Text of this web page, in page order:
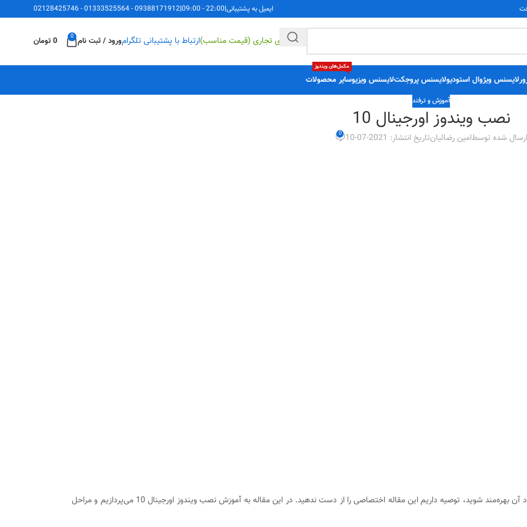
ایمیل به پشتیبانی|
22:00 - 09:00
|
09388171912
-
01333525564
-
02128425746
راهکارهای تجاری (قیمت مناسب)ارتباط با پشتیبانی تلگرامورود / ثبت نام 0
0 تومان
لایسنس ویژوال استودیولایسنس پروجکتلایسنس ویزیوسایر محصولات
مکمل‌های ویندوز
آموزش و ترفند
نصب ویندوز اورجینال 10
ارسال شده توسطامین رضائیانتاریخ انتشار: 2021-07-10 0
اگر می‌خواهید با نصب نسخه اورجینال سیستم عامل ویندوز 10 از مزیت های متعدد آن بهره‌مند شوید، توصیه داریم این مقاله اختصاصی را از دست ندهید. در این مقاله به آموزش نصب ویندوز اورجینال 10 می‌پردازیم و مراحل